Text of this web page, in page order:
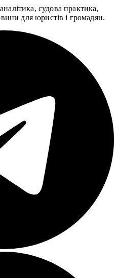
судова практика,
для юристів і громадян.